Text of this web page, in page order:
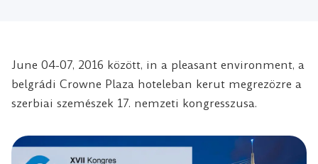
June 04-07, 2016 között, in a pleasant environment, a
belgrádi Crowne Plaza hoteleban kerut megrezözre a
szerbiai szemészek 17. nemzeti kongresszusa.